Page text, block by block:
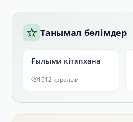
Танымал бөлімдер
Ғылыми кітапхана
1512 қаралым